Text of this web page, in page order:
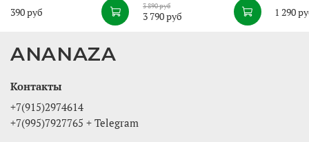
390 руб 3 890 руб
3 790 руб 1 290
ANANAZA
Контакты
+7(915)2974614
+7(995)7927765 + Telegram